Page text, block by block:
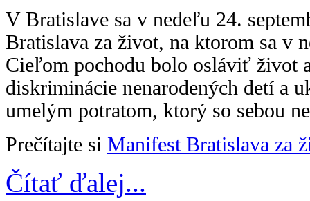
V Bratislave sa v nedeľu 24.
Bratislava za život, na ktorom sa v
Cieľom pochodu bolo osláviť život
diskriminácie nenarodených detí a
umelým potratom, ktorý so sebou
Prečítajte si Manifest Bratislava za
Čítať ďalej...